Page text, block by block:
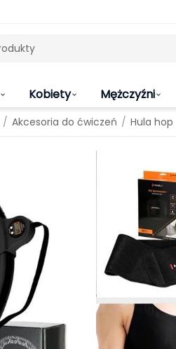
Kobiety Mężczyźni
/ Akcesoria do ćwiczeń / Hula hop